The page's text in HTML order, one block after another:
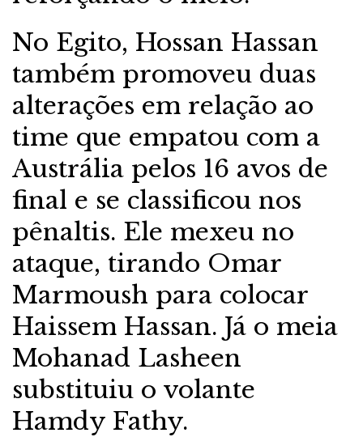
No Egito, Hossan Hassan
também promoveu duas
alterações em relação ao
time que empatou com a
Austrália pelos 16 avos de
final e se classificou nos
pênaltis. Ele mexeu no
ataque, tirando Omar
Marmoush para colocar
Haissem Hassan. Já o meia
Mohanad Lasheen
substituiu o volante
Hamdy Fathy.